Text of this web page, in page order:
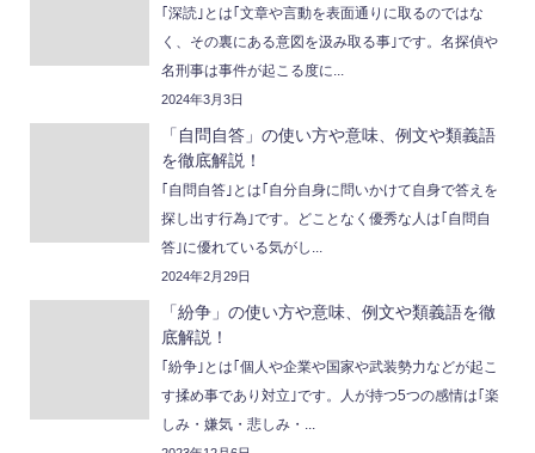
｢深読｣とは｢文章や言動を表面通りに取るのではな
く、その裏にある意図を汲み取る事｣です。名探偵や
名刑事は事件が起こる度に...
2024年3月3日
「自問自答」の使い方や意味、例文や類義語
を徹底解説！
｢自問自答｣とは｢自分自身に問いかけて自身で答えを
探し出す行為｣です。どことなく優秀な人は｢自問自
答｣に優れている気がし...
2024年2月29日
「紛争」の使い方や意味、例文や類義語を徹
底解説！
｢紛争｣とは｢個人や企業や国家や武装勢力などが起こ
す揉め事であり対立｣です。人が持つ5つの感情は｢楽
しみ・嫌気・悲しみ・...